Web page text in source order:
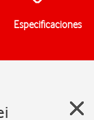
Especificaciones